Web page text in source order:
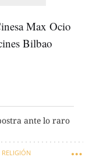
Max Ocio
Bilbao
ante lo raro
RELIGIÓN